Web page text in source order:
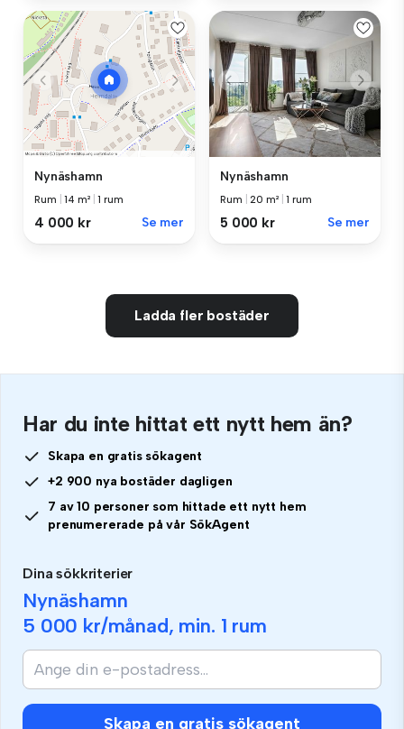
Nynäshamn
Rum |14 m² |1 rum
4 000 kr Se mer
Nynäshamn
Rum |20 m² |1 rum
5 000 kr Se mer
Ladda fler bostäder
Har du inte hittat ett nytt hem än?
Skapa en gratis sökagent
+2 900 nya bostäder dagligen
7 av 10 personer som hittade ett nytt hem
prenumererade på vår SökAgent
Dina sökkriterier
Nynäshamn
5 000 kr/månad, min. 1 rum
Skapa en gratis sökagent